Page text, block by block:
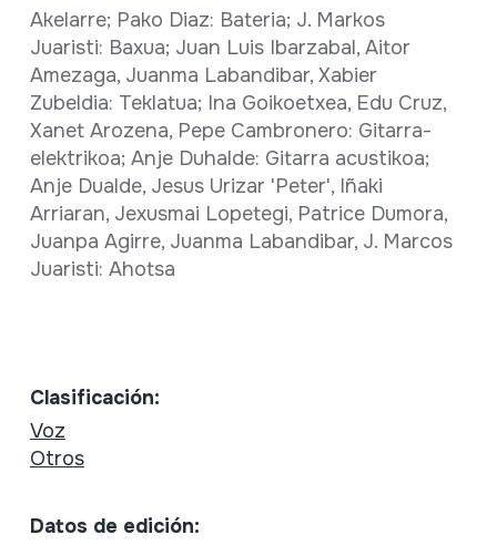
Akelarre; Pako Diaz: Bateria; J. Markos
Juaristi: Baxua; Juan Luis Ibarzabal, Aitor
Amezaga, Juanma Labandibar, Xabier
Zubeldia: Teklatua; Ina Goikoetxea, Edu Cruz,
Xanet Arozena, Pepe Cambronero: Gitarra-
elektrikoa; Anje Duhalde: Gitarra acustikoa;
Anje Dualde, Jesus Urizar 'Peter', Iñaki
Arriaran, Jexusmai Lopetegi, Patrice Dumora,
Juanpa Agirre, Juanma Labandibar, J. Marcos
Juaristi: Ahotsa
Clasificación:
Voz
Otros
Datos de edición: